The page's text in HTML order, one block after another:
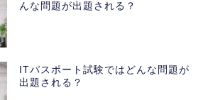
んな問題が出題される？
ITパスポート試験ではどんな問題が
出題される？